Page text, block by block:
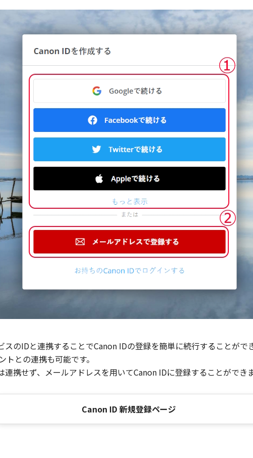
のIDと連携することでCanon IDの登録を簡単に続行することができ
トとの連携も可能です。
携せず、メールアドレスを用いてCanon IDに登録することができま
Canon ID 新規登録ページ